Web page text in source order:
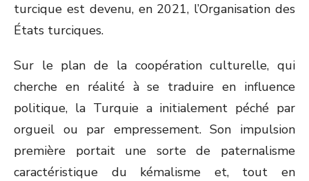
turcique est devenu, en 2021, l’Organisation des
États turciques.
Sur le plan de la coopération culturelle, qui
cherche en réalité à se traduire en influence
politique, la Turquie a initialement péché par
orgueil ou par empressement. Son impulsion
première portait une sorte de paternalisme
caractéristique du kémalisme et, tout en